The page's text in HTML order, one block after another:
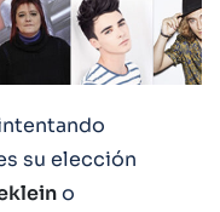
su elección
o